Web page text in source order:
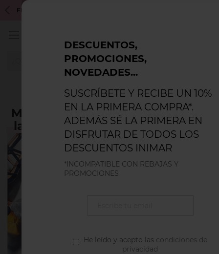
FLASH SIMONE PÉRÈLE 25% - INCOMPATIBLE CON CUPONES
Inicio
Método Konmari para organizar la ropa interior y ganar espacio
Método Konmari para organizar
la ropa interior y ganar espacio
Si eres fan
del orden,
seguro que
Kondo
, una
DESCUENTOS,
PROMOCIONES,
NOVEDADES...
SUSCRÍBETE Y RECIBE UN 10%
EN LA PRIMERA COMPRA*.
ADEMÁS SÉ LA PRIMERA EN
DISFRUTAR DE TODOS LOS
DESCUENTOS INIMAR
*INCOMPATIBLE CON REBAJAS Y
PROMOCIONES
He leído y acepto las condiciones de
privacidad